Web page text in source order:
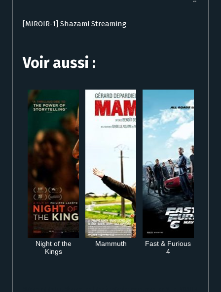
[MIROIR-1] Shazam! Streaming
Voir aussi :
Night of the
Kings
Mammuth
Fast & Furious
4